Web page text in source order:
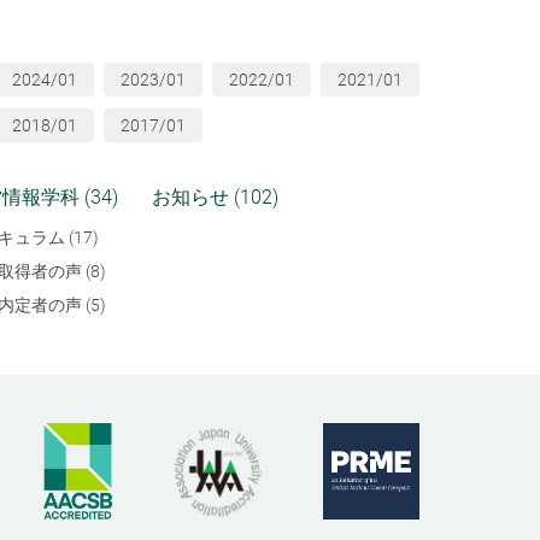
2024/01 2023/01 2022/01 2021/01
2018/01 2017/01
報学科 (34)
ュラム (17)
得者の声 (8)
定者の声 (5)
お知らせ (102)